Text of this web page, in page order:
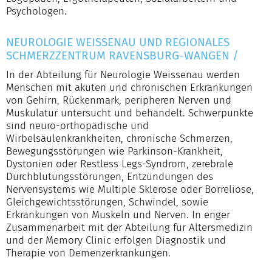
Psychologen.
NEUROLOGIE WEISSENAU UND REGIONALES
SCHMERZZENTRUM RAVENSBURG-WANGEN /
In der Abteilung für Neurologie Weissenau werden
Menschen mit akuten und chronischen Erkrankungen
von Gehirn, Rückenmark, peripheren Nerven und
Muskulatur untersucht und behandelt. Schwerpunkte
sind neuro-orthopädische und
Wirbelsäulenkrankheiten, chronische Schmerzen,
Bewegungsstörungen wie Parkinson-Krankheit,
Dystonien oder Restless Legs-Syndrom, zerebrale
Durchblutungsstörungen, Entzündungen des
Nervensystems wie Multiple Sklerose oder Borreliose,
Gleichgewichtsstörungen, Schwindel, sowie
Erkrankungen von Muskeln und Nerven. In enger
Zusammenarbeit mit der Abteilung für Altersmedizin
und der Memory Clinic erfolgen Diagnostik und
Therapie von Demenzerkrankungen.